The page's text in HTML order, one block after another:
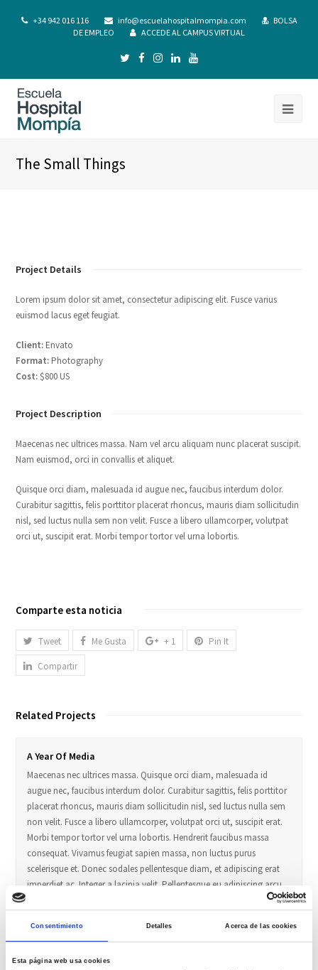
Consentimiento Detalles Acerca de las cookies
Esta página web usa cookies
+34 942 016 116 info@escuelahospitalmompia.com
BOLSA
DE EMPLEO
ACCEDE AL CAMPUS VIRTUAL
The Small Things
Project Details
Lorem ipsum dolor sit amet, consectetur adipiscing elit. Fusce varius
euismod lacus eget feugiat.
Client: Envato
Format: Photography
Cost:$800 US
Project Description
Maecenas nec ultrices massa. Nam vel arcu aliquam nunc placerat suscipit.
Nam euismod, orci in convallis et aliquet.
Quisque orci diam, malesuada id augue nec, faucibus interdum dolor.
Curabitur sagittis, felis porttitor placerat rhoncus, mauris diam sollicitudin
nisl, sed luctus nulla sem non velit. Fusce a libero ullamcorper, volutpat
orci ut, suscipit erat. Morbi tempor tortor vel urna lobortis.
Comparte esta noticia
Tweet Me Gusta + 1 Pin It
Compartir
Related Projects
A Year Of Media
Maecenas nec ultrices massa. Quisque orci diam, malesuada id
augue nec, faucibus interdum dolor. Curabitur sagittis, felis porttitor
placerat rhoncus, mauris diam sollicitudin nisl, sed luctus nulla sem
non velit. Fusce a libero ullamcorper, volutpat orci ut, suscipit erat.
Morbi tempor tortor vel urna lobortis. Hendrerit faucibus massa
consequat. Vivamus feugiat sapien massa, non luctus purus
scelerisque et. Donec sodales pellentesque diam, et adipiscing erat
imperdiet ac. Integer a lacinia velit. Pellentesque eu adipiscing arcu,
conubia nostra, per inceptos himenaeos. Interdum et malesuada
a egestas libero. Morbi dictum quis felis vel congue. Sed eu arcu